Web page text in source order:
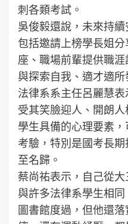
刺各類考試。
吳俊毅還說，未來持續
包括邀請上榜學長姐
座、職場前輩提供職
與探索自我、適才適所
法律系系主任呂麗慧
受其笑臉迎人、開朗
學生具備的心理要素
考驗，特別是國考長
至名歸。
蔡尚祐表示，自己從大
與許多法律系學生相
圖書館度過，但他還